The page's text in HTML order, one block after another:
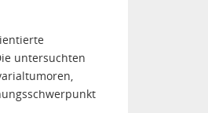
untersuchten